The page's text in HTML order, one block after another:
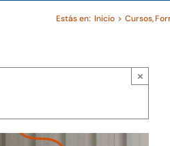
Estás en: Inicio Cursos
×